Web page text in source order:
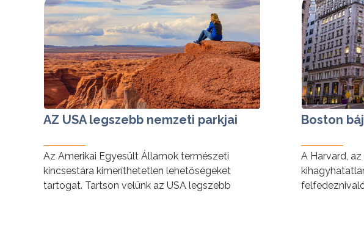
AZ USA legszebb nemzeti parkjai
Az Amerikai Egyesült Államok természeti
kincsestára kimeríthetetlen lehetőségeket
tartogat. Tartson velünk az USA legszebb
Boston
A Harvard,